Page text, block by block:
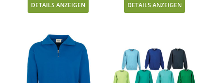
DETAILS ANZEIGEN DETAILS ANZEIGEN